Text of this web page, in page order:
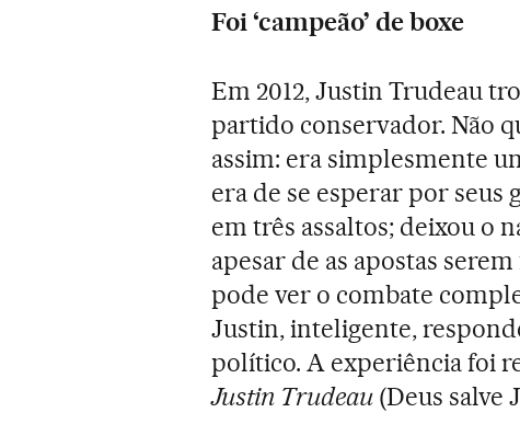
Foi ‘campeão’ de boxe
Em 2012, Justin Trudeau
partido conservador. Não
assim: era simplesmente
era de se esperar por seus
em três assaltos; deixou o
apesar de as apostas
pode ver o combate
Justin, inteligente,
político. A experiência foi
Justin Trudeau (Deus salve